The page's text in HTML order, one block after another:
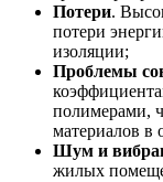
Потери.
потери
изоляции;
Проблемы
полимерами,
материалов в
Шум и
жилых